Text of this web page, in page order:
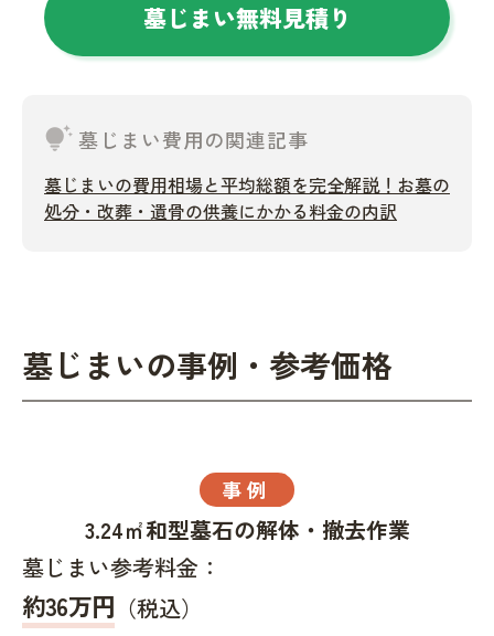
墓じまい無料見積り
tips_and_updates墓じまい費用の関連記事
墓じまいの費用相場と平均総額を完全解説！お墓の
処分・改葬・遺骨の供養にかかる料金の内訳
墓じまいの事例・参考価格
事例
3.24㎡和型墓石の解体・撤去作業
墓じまい参考料金：
約36万円 （税込）